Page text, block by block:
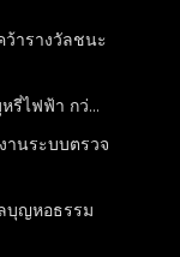
ารางวัลชนะ
รี่ไฟฟ้า กว่...
านระบบตรวจ
บุญหอธรรม